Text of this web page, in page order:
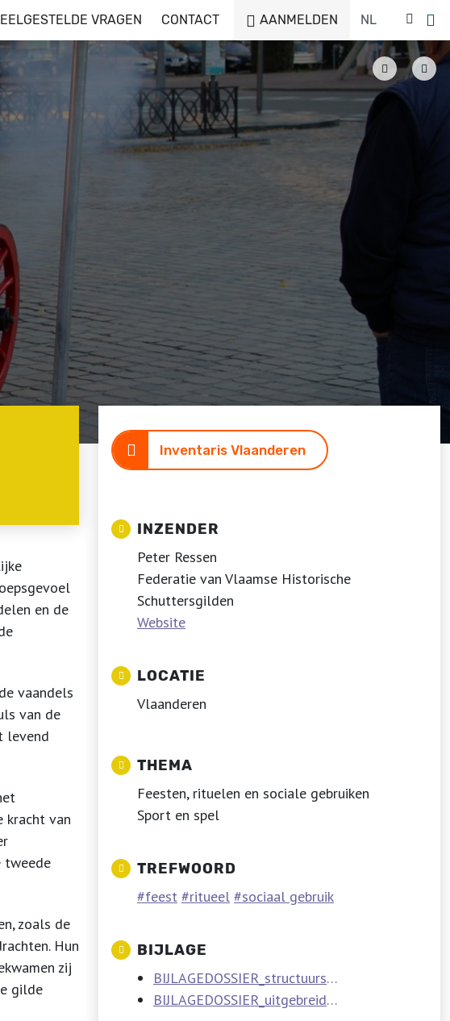
VRAGEN CONTACT AANMELDEN
en de
vaandels
van de
levend
kracht van
tweede
zoals de
Hun
zij
gilde
Inventaris Vlaanderen
INZENDER
Peter Ressen
Federatie van Vlaamse Historische
Schuttersgilden
Website
LOCATIE
Vlaanderen
THEMA
Feesten, rituelen en sociale gebruiken
Sport en spel
TREFWOORD
feest ritueel sociaal gebruik
BIJLAGE
BIJLAGEDOSSIER_structuurschuttersinVlaanderenBelgienEuropa.pdf
BIJLAGEDOSSIER_uitgebreidegeschiedenisschuttersgilden.pdf